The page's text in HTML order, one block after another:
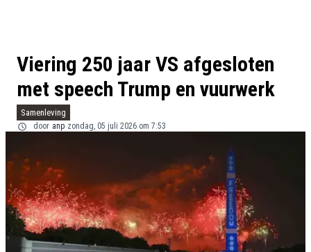
Viering 250 jaar VS afgesloten
met speech Trump en vuurwerk
Samenleving
door anp zondag, 05 juli 2026 om 7:53